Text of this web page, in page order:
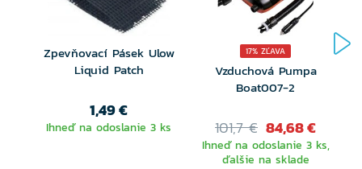
Zpevňovací Pásek Ulow
Liquid Patch
1,49 €
Ihneď na odoslanie 3 ks
17% ZĽAVA
Vzduchová Pumpa
Boat007-2
101,7 € 84,68 €
Ihneď na odoslanie 3 ks,
ďalšie na sklade